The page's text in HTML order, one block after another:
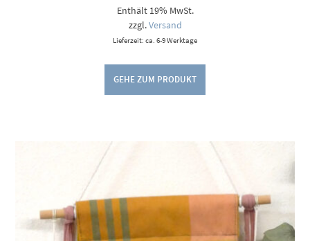
bis
Enthält 19% MwSt.
zzgl.Versand
Lieferzeit: ca. 6-9 Werktage
GEHE ZUM PRODUKT